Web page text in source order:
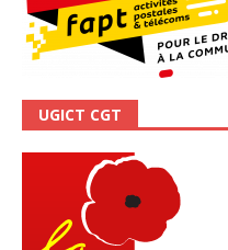
UGICT CGT